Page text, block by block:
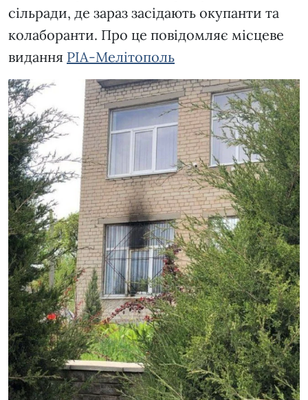
сільради, де зараз засідають окупанти та
колаборанти. Про це повідомляє місцеве
видання РІА-Мелітополь